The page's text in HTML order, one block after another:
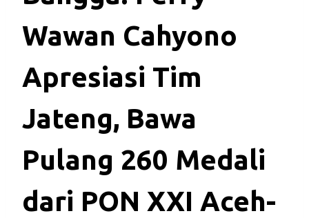
Wawan Cahyono
Apresiasi Tim
Jateng, Bawa
Pulang 260 Medali
dari PON XXI Aceh-